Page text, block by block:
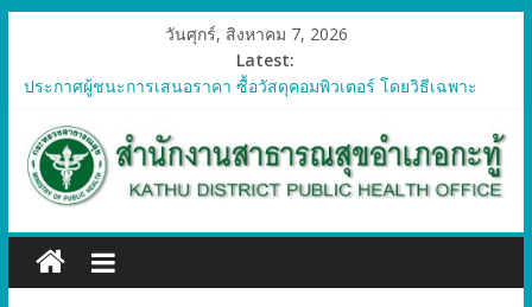
วันศุกร์, สิงหาคม 7, 2026
Latest:
ประกาศผู้ชนะการเสนอราคา ซื้อวัสดุคอมพิวเตอร์ โดยวิธีเฉพาะ
ประกาศผู้ชนะการเสนอราคา จัดซื้อวัสดุทางการแพทย์สำหรับ
โครงการป้องกันควบคุมโรคติดต่อและภัยสุขภาพในแรงงานต่างด้าว
อำเภอกะทู้ ปี 2569
เจาะจง
ประกาศผู้ชนะการเสนอรา ซื้อวัสดุงานบ้านงานครัว โดยวิธีเฉพาะ
เจาะจง